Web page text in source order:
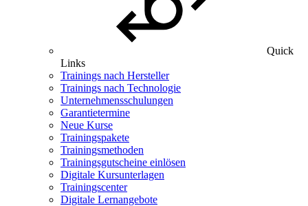
Quick
Links
Trainings nach Hersteller
Trainings nach Technologie
Unternehmensschulungen
Garantietermine
Neue Kurse
Trainingspakete
Trainingsmethoden
Trainingsgutscheine einlösen
Digitale Kursunterlagen
Trainingscenter
Digitale Lernangebote